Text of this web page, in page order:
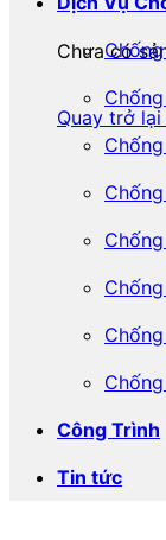
Chưa có
Quay trở
Công Trình
Tin tức